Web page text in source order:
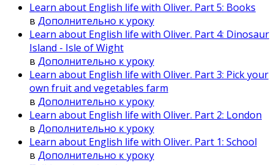
Learn about English life with Oliver. Part 5: Books
в Дополнительно к уроку
Learn about English life with Oliver. Part 4: Dinosaur
Island - Isle of Wight
в Дополнительно к уроку
Learn about English life with Oliver. Part 3: Pick your
own fruit and vegetables farm
в Дополнительно к уроку
Learn about English life with Oliver. Part 2: London
в Дополнительно к уроку
Learn about English life with Oliver. Part 1: School
в Дополнительно к уроку